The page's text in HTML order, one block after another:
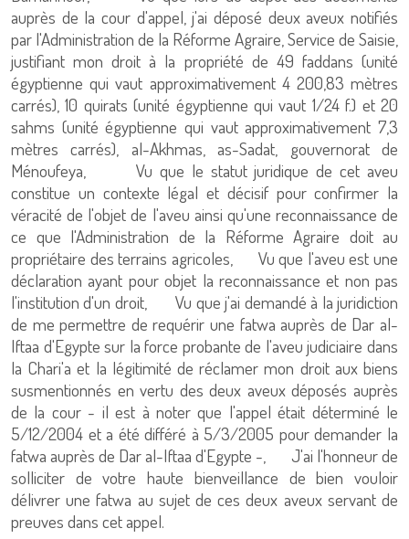
auprès de la cour d'appel, j'ai déposé deux aveux notifiés
par l'Administration de la Réforme Agraire, Service de Saisie,
justifiant mon droit à la propriété de 49 faddans (unité
égyptienne qui vaut approximativement 4 200,83 mètres
carrés), 10 quirats (unité égyptienne qui vaut 1/24 f.) et 20
sahms (unité égyptienne qui vaut approximativement 7,3
mètres carrés), al-Akhmas, as-Sadat, gouvernorat de
Ménoufeya, Vu que le statut juridique de cet aveu
constitue un contexte légal et décisif pour confirmer la
véracité de l'objet de l'aveu ainsi qu'une reconnaissance de
ce que l'Administration de la Réforme Agraire doit au
propriétaire des terrains agricoles, Vu que l'aveu est une
déclaration ayant pour objet la reconnaissance et non pas
l'institution d'un droit, Vu que j'ai demandé à la juridiction
de me permettre de requérir une fatwa auprès de Dar al-
Iftaa d'Egypte sur la force probante de l'aveu judiciaire dans
la Chari'a et la légitimité de réclamer mon droit aux biens
susmentionnés en vertu des deux aveux déposés auprès
de la cour - il est à noter que l'appel était déterminé le
5/12/2004 et a été différé à 5/3/2005 pour demander la
fatwa auprès de Dar al-Iftaa d'Egypte -, J'ai l'honneur de
solliciter de votre haute bienveillance de bien vouloir
délivrer une fatwa au sujet de ces deux aveux servant de
preuves dans cet appel.